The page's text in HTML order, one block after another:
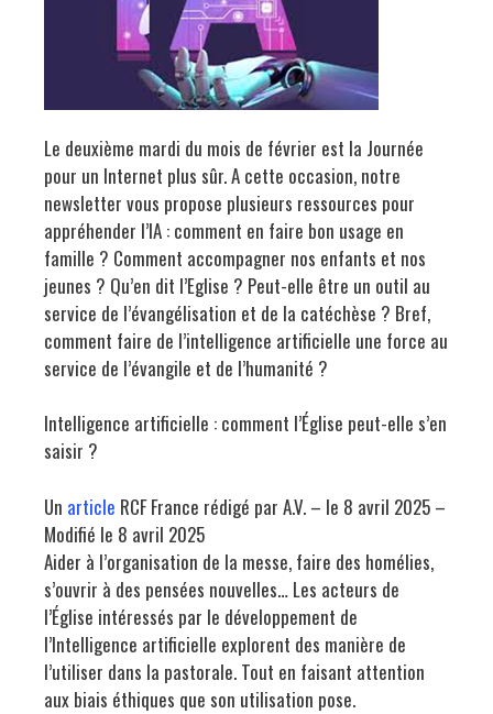
Le deuxième mardi du mois de février est la Journée
pour un Internet plus sûr. A cette occasion, notre
newsletter vous propose plusieurs ressources pour
appréhender l’IA : comment en faire bon usage en
famille ? Comment accompagner nos enfants et nos
jeunes ? Qu’en dit l’Eglise ? Peut-elle être un outil au
service de l’évangélisation et de la catéchèse ? Bref,
comment faire de l’intelligence artificielle une force au
service de l’évangile et de l’humanité ?
Intelligence artificielle : comment l’Église peut-elle s’en
saisir ?
Un article RCF France rédigé par A.V. – le 8 avril 2025 –
Modifié le 8 avril 2025
Aider à l’organisation de la messe, faire des homélies,
s’ouvrir à des pensées nouvelles… Les acteurs de
l’Église intéressés par le développement de
l’Intelligence artificielle explorent des manière de
l’utiliser dans la pastorale. Tout en faisant attention
aux biais éthiques que son utilisation pose.